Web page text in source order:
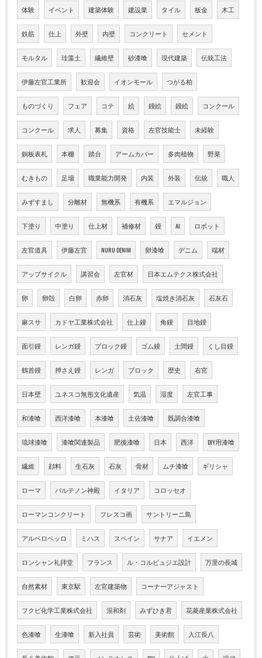
体験 イベント 建築体験 建設業 タイル 板金 木工
鉄筋 仕上 外壁 内壁 コンクリート セメント
モルタル 珪藻土 繊維壁 砂漆喰 現代建築 伝統工法
伊藤左官工業所 歓迎会 イオンモール つがる柏
ものづくり フェア コテ 絵 鏝絵 鏝絵 コンクール
コンクール 求人 募集 資格 左官技能士 未経験
銅板表札 本棚 踏台 アームカバー 多肉植物 野菜
むきもの 足場 職業能力開発 内装 外装 伝統 職人
みずすまし 分離材 無機系 有機系 エマルジョン
下塗り 中塗り 仕上材 補修材 鏝 AI ロボット
左官道具 伊藤左官 NURU DENIM 卵漆喰 デニム 端材
アップサイクル 講習会 左官材 日本エムテクス株式会社
卵 卵殻 白卵 赤卵 消石灰 塩焼き消石灰 石灰石
麻スサ カドヤ工業株式会社 仕上鏝 角鏝 目地鏝
面引鏝 レンガ鏝 ブロック鏝 ゴム鏝 土間鏝 くし目鏝
鶴首鏝 押さえ鏝 レンガ ブロック 歴史 右官
日本壁 ユネスコ無形文化遺産 気温 湿度 左官工事
和漆喰 西洋漆喰 本漆喰 土佐漆喰 既調合漆喰
琉球漆喰 漆喰関連製品 肥後漆喰 日本 西洋 DIY用漆喰
繊維 顔料 生石灰 石灰 骨材 ムチ漆喰 ギリシャ
ローマ パルテノン神殿 イタリア コロッセオ
ローマンコンクリート フレスコ画 サントリーニ島
アルベロベッロ ミハス スペイン サナア イエメン
ロンシャン礼拝堂 フランス ル・コルビュジエ設計 万里の長城
自然素材 東京駅 左官建築物 コーナーアジャスト
フクビ化学工業株式会社 混和剤 みずひき君 花菱産業株式会社
色漆喰 生漆喰 新入社員 芸術 美術館 入江長八